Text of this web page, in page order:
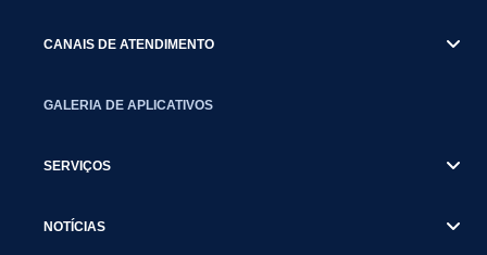
CANAIS DE ATENDIMENTO
GALERIA DE APLICATIVOS
SERVIÇOS
NOTÍCIAS